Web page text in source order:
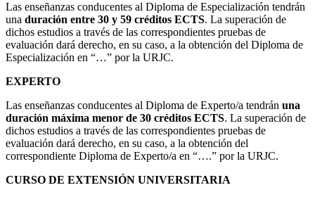
Las enseñanzas conducentes al Diploma de Especialización tendrán
una duración entre 30 y 59 créditos ECTS. La superación de
dichos estudios a través de las correspondientes pruebas de
evaluación dará derecho, en su caso, a la obtención del Diploma de
Especialización en “…” por la URJC.
EXPERTO
Las enseñanzas conducentes al Diploma de Experto/a tendrán una
duración máxima menor de 30 créditos ECTS. La superación de
dichos estudios a través de las correspondientes pruebas de
evaluación dará derecho, en su caso, a la obtención del
correspondiente Diploma de Experto/a en “….” por la URJC.
CURSO DE EXTENSIÓN UNIVERSITARIA